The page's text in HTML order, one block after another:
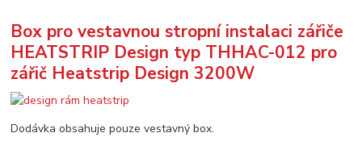
Box pro vestavnou stropní instalaci zářiče
HEATSTRIP Design typ THHAC-012 pro
zářič Heatstrip Design 3200W
Dodávka obsahuje pouze vestavný box.